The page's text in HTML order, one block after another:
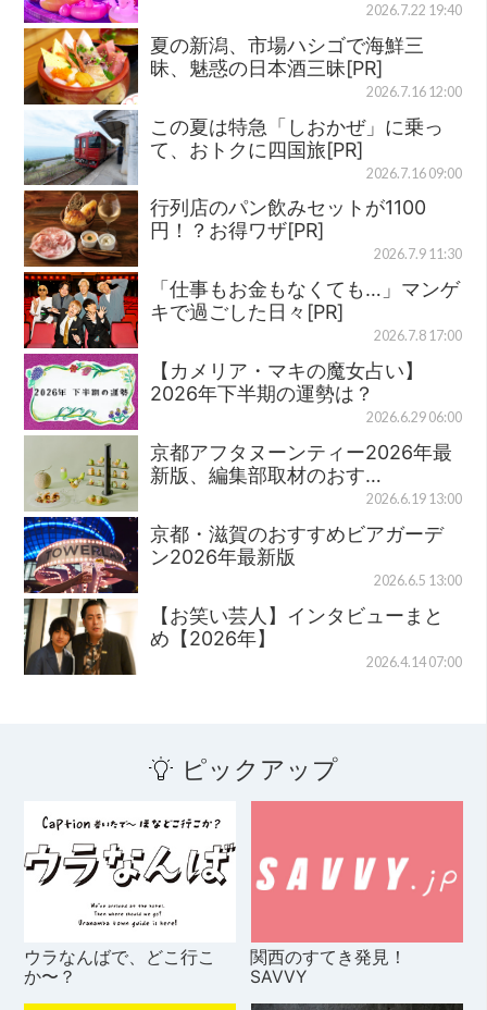
2026.7.22 19:40
夏の新潟、市場ハシゴで海鮮三
昧、魅惑の日本酒三昧[PR]
2026.7.16 12:00
この夏は特急「しおかぜ」に乗っ
て、おトクに四国旅[PR]
2026.7.16 09:00
行列店のパン飲みセットが1100
円！？お得ワザ[PR]
2026.7.9 11:30
「仕事もお金もなくても…」マンゲ
キで過ごした日々[PR]
2026.7.8 17:00
【カメリア・マキの魔女占い】
2026年下半期の運勢は？
2026.6.29 06:00
京都アフタヌーンティー2026年最
新版、編集部取材のおす…
2026.6.19 13:00
京都・滋賀のおすすめビアガーデ
ン2026年最新版
2026.6.5 13:00
【お笑い芸人】インタビューまと
め【2026年】
2026.4.14 07:00
ピックアップ
ウラなんばで、どこ行こ
か〜？
関西のすてき発見！
SAVVY